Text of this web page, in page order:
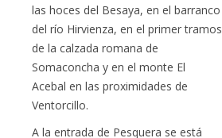
las hoces del Besaya, en el barranco
del río Hirvienza, en el primer tramos
de la calzada romana de
Somaconcha y en el monte El
Acebal en las proximidades de
Ventorcillo.
A la entrada de Pesquera se está